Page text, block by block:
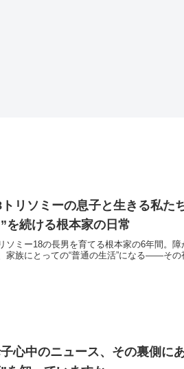
トリソミーの息子と生きる私た
”を続ける根本家の日常
ソミー18の長男を育てる根本家の6年間。
家族にとっての“普通の生活”になる——その
心中のニュース、その裏側に